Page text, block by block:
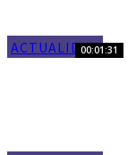
ACTUALIDAD00:01:31